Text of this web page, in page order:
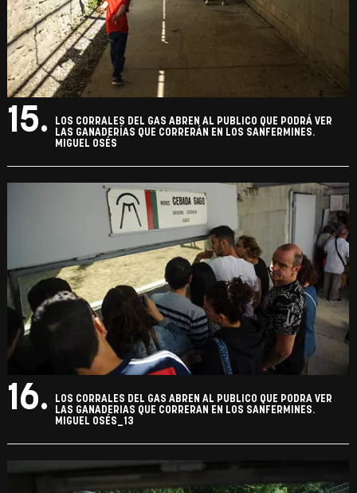
15.
LOS CORRALES DEL GAS ABREN AL PUBLICO QUE PODRÁ VER
LAS GANADERÍAS QUE CORRERÁN EN LOS SANFERMINES.
MIGUEL OSÉS
16.
LOS CORRALES DEL GAS ABREN AL PUBLICO QUE PODRA VER
LAS GANADERIAS QUE CORRERAN EN LOS SANFERMINES.
MIGUEL OSÉS_13